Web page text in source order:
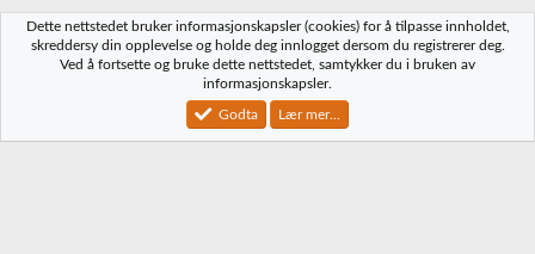
Norbrygg-default
Vilkår og regler Personvernregler
Community platform by XenForo® © 2010-2023 XenForo Ltd.
Dette nettstedet bruker informasjonskapsler (cookies) for å tilpasse innholdet,
skreddersy din opplevelse og holde deg innlogget dersom du registrerer deg.
Ved å fortsette og bruke dette nettstedet, samtykker du i bruken av
informasjonskapsler.
Godta Lær mer...